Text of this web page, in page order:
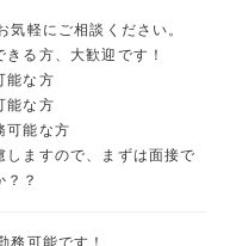
気軽にご相談ください。
る方、大歓迎です！
能な方
能な方
可能な方
しますので、まずは面接で
？？
務可能です！